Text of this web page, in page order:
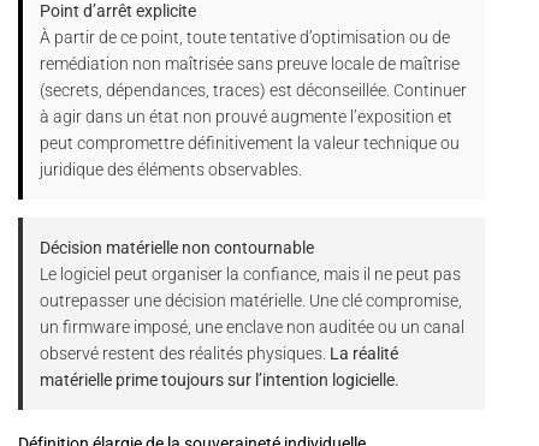
Point d’arrêt explicite
À partir de ce point, toute tentative d’optimisation ou de
remédiation non maîtrisée sans preuve locale de maîtrise
(secrets, dépendances, traces) est déconseillée. Continuer
à agir dans un état non prouvé augmente l’exposition et
peut compromettre définitivement la valeur technique ou
juridique des éléments observables.
Décision matérielle non contournable
Le logiciel peut organiser la confiance, mais il ne peut pas
outrepasser une décision matérielle. Une clé compromise,
un firmware imposé, une enclave non auditée ou un canal
observé restent des réalités physiques. La réalité
matérielle prime toujours sur l’intention logicielle.